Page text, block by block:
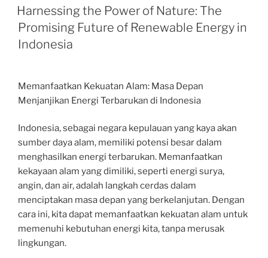
ON
Harnessing the Power of Nature: The
Promising Future of Renewable Energy in
Indonesia
Memanfaatkan Kekuatan Alam: Masa Depan
Menjanjikan Energi Terbarukan di Indonesia
Indonesia, sebagai negara kepulauan yang kaya akan
sumber daya alam, memiliki potensi besar dalam
menghasilkan energi terbarukan. Memanfaatkan
kekayaan alam yang dimiliki, seperti energi surya,
angin, dan air, adalah langkah cerdas dalam
menciptakan masa depan yang berkelanjutan. Dengan
cara ini, kita dapat memanfaatkan kekuatan alam untuk
memenuhi kebutuhan energi kita, tanpa merusak
lingkungan.